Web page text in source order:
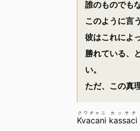
誰のものでも
このように言
彼はこれによ
勝れている、
い。
ただ、この真
Kvacani
クワチャニ
kassaci
カッサチ